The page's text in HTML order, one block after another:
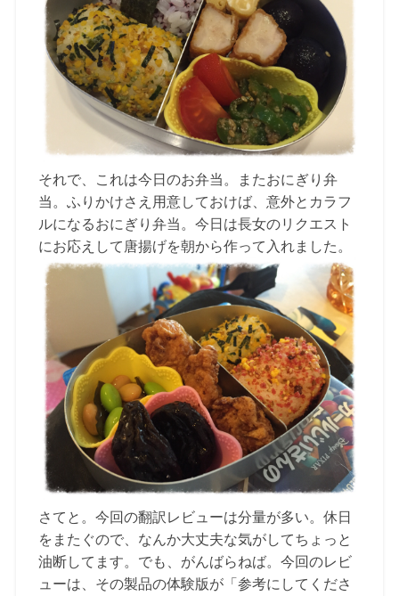
それで、これは今日のお弁当。またおにぎり弁
当。ふりかけさえ用意しておけば、意外とカラフ
ルになるおにぎり弁当。今日は長女のリクエスト
にお応えして唐揚げを朝から作って入れました。
さてと。今回の翻訳レビューは分量が多い。休日
をまたぐので、なんか大丈夫な気がしてちょっと
油断してます。でも、がんばらねば。今回のレビ
ューは、その製品の体験版が「参考にしてくださ